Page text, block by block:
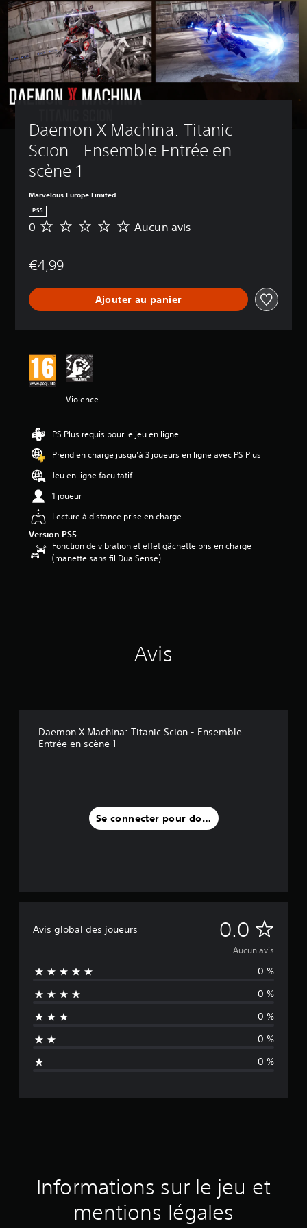
Daemon X Machina: Titanic
Scion - Ensemble Entrée en
scène 1
Marvelous Europe Limited
PS5
A
u
a
v
0 Aucun avis
€4,99
Ajouter au panier
Violence
PS Plus requis pour le jeu en ligne
Prend en charge jusqu'à 3 joueurs en ligne avec PS Plus
Jeu en ligne facultatif
1 joueur
Lecture à distance prise en charge
Version PS5
Fonction de vibration et effet gâchette pris en charge
(manette sans fil DualSense)
Avis
Daemon X Machina: Titanic Scion - Ensemble
Entrée en scène 1
Se connecter pour donner un avis
Avis global des joueurs 0.0 A
u
c
u
n
a
i
Aucun avis
0 %
0 %
0 %
0 %
0 %
Informations sur le jeu et
mentions légales